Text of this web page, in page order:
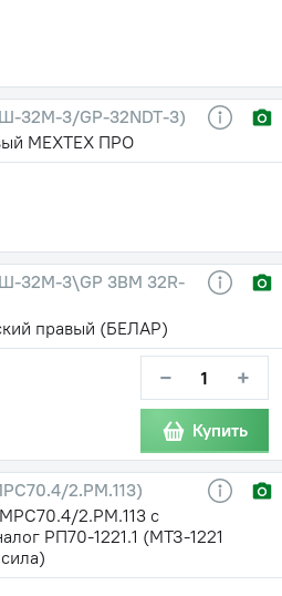
32М-3/GP-32NDT-3)
МЕХТЕХ ПРО
32М-3\GP 3BM 32R-
правый (БЕЛАР)
− +
Купить
2.РМ.113)
МРС70.4/2.РМ.113 с
РП70-1221.1 (МТЗ-1221